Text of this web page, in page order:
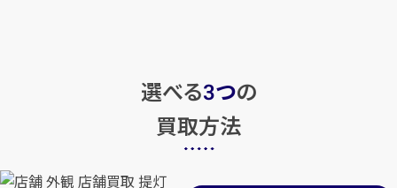
選べる3つの
買取方法